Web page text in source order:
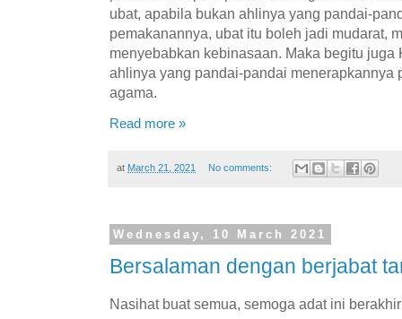
ubat, apabila bukan ahlinya yang pandai-
pemakanannya, ubat itu boleh jadi mudarat,
menyebabkan kebinasaan. Maka begitu juga
ahlinya yang pandai-pandai menerapkannya
agama.
Read more »
at March 21, 2021 No comments:
Wednesday, 10 March 2021
Bersalaman dengan berjabat
Nasihat buat semua, semoga adat ini